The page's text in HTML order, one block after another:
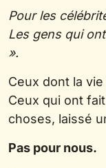
Pour les
Les gens qui
».
Ceux dont la
Ceux qui ont
choses, laissé
Pas pour nous.